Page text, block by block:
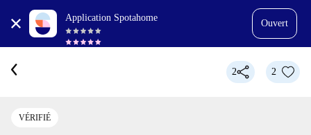
Application Spotahome
Ouvert
2 2
VÉRIFIÉ